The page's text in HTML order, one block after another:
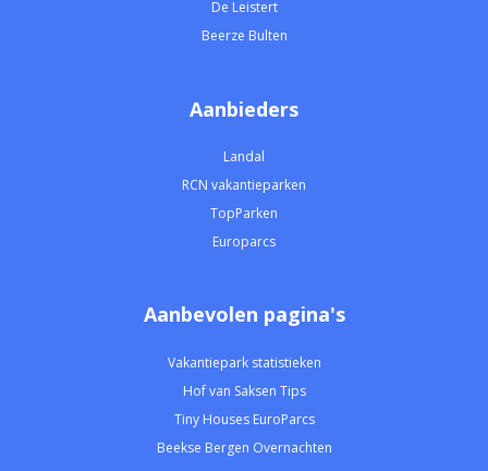
De Leistert
Beerze Bulten
Aanbieders
Landal
RCN vakantieparken
TopParken
Europarcs
Aanbevolen pagina's
Vakantiepark statistieken
Hof van Saksen Tips
Tiny Houses EuroParcs
Beekse Bergen Overnachten